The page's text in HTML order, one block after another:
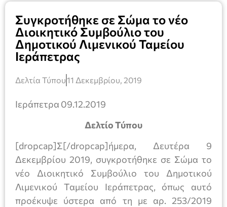
Συγκροτήθηκε σε Σώμα το νέο
Διοικητικό Συμβούλιο του
Δημοτικού Λιμενικού Ταμείου
Ιεράπετρας
Δελτία Τύπου11 Δεκεμβρίου, 2019
Ιεράπετρα 09.12.2019
Δελτίο Τύπου
[dropcap]Σ[/dropcap]ήμερα, Δευτέρα 9
Δεκεμβρίου 2019, συγκροτήθηκε σε Σώμα το
νέο Διοικητικό Συμβούλιο του Δημοτικού
Λιμενικού Ταμείου Ιεράπετρας, όπως αυτό
προέκυψε ύστερα από τη με αρ. 253/2019